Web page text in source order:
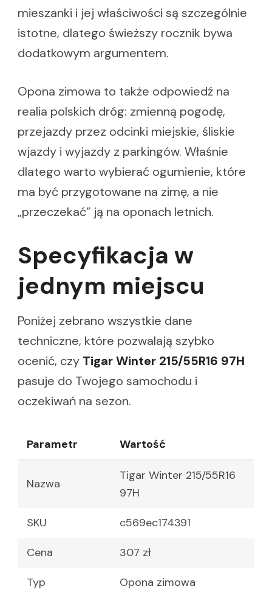
mieszanki i jej właściwości są szczególnie
istotne, dlatego świeższy rocznik bywa
dodatkowym argumentem.
Opona zimowa to także odpowiedź na
realia polskich dróg: zmienną pogodę,
przejazdy przez odcinki miejskie, śliskie
wjazdy i wyjazdy z parkingów. Właśnie
dlatego warto wybierać ogumienie, które
ma być przygotowane na zimę, a nie
„przeczekać” ją na oponach letnich.
Specyfikacja w
jednym miejscu
Poniżej zebrano wszystkie dane
techniczne, które pozwalają szybko
ocenić, czy Tigar Winter 215/55R16 97H
pasuje do Twojego samochodu i
oczekiwań na sezon.
Parametr Wartość
Nazwa
Tigar Winter 215/55R16
97H
SKU c569ec174391
Cena 307 zł
Typ Opona zimowa